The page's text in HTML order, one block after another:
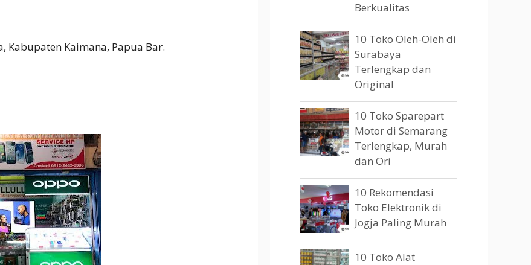
Kabupaten Kaimana, Papua Bar.
Berkualitas
10 Toko Oleh-Oleh di
Surabaya
Terlengkap dan
Original
10 Toko Sparepart
Motor di Semarang
Terlengkap, Murah
dan Ori
10 Rekomendasi
Toko Elektronik di
Jogja Paling Murah
10 Toko Alat